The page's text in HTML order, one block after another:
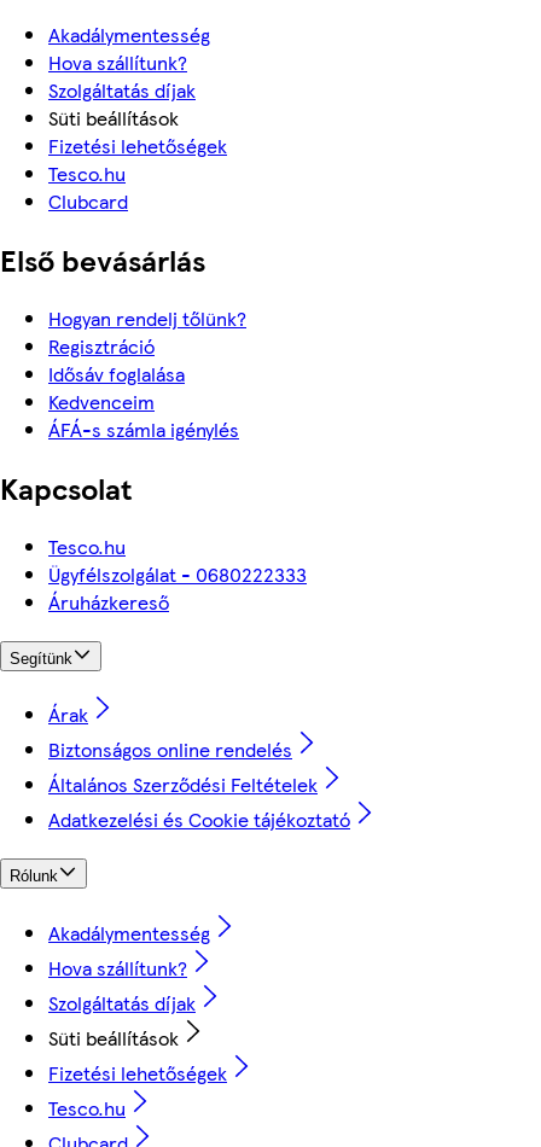
Akadálymentesség
Hova szállítunk?
Szolgáltatás díjak
Süti beállítások
Fizetési lehetőségek
Tesco.hu
Clubcard
Első bevásárlás
Hogyan rendelj tőlünk?
Regisztráció
Idősáv foglalása
Kedvenceim
ÁFÁ-s számla igénylés
Kapcsolat
Tesco.hu
Ügyfélszolgálat - 0680222333
Áruházkereső
Segítünk
Árak
Biztonságos online rendelés
Általános Szerződési Feltételek
Adatkezelési és Cookie tájékoztató
Rólunk
Akadálymentesség
Hova szállítunk?
Szolgáltatás díjak
Süti beállítások
Fizetési lehetőségek
Tesco.hu